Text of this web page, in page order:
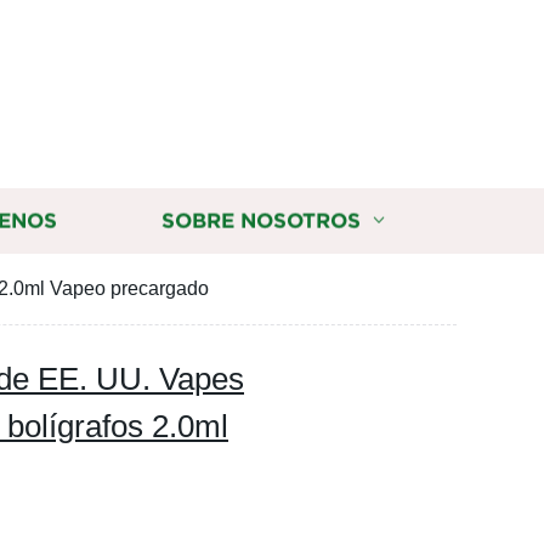
SOBRE NOSOTROS
Vapeo precargado
EE. UU. Vapes
2.0ml